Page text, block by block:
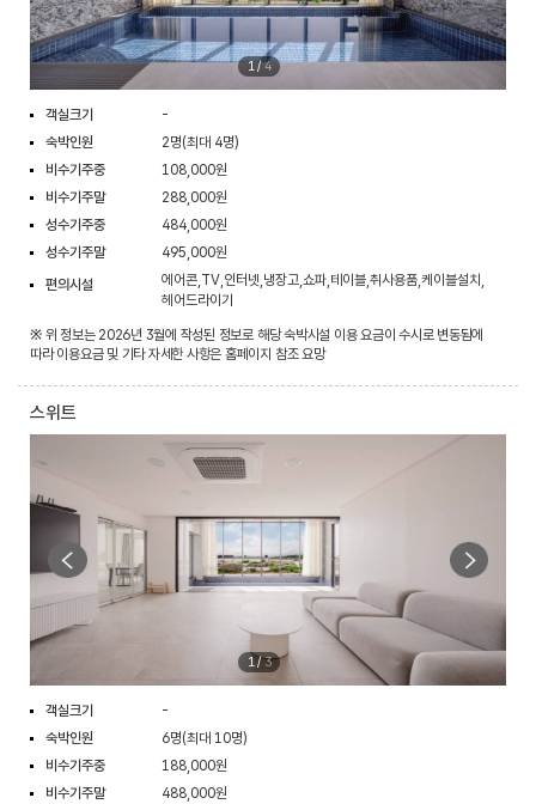
1/4
객실크기
-
숙박인원
2명(최대 4명)
비수기주중
108,000원
비수기주말
288,000원
성수기주중
484,000원
성수기주말
495,000원
편의시설
에어콘,TV,인터넷,냉장고,쇼파,테이블,취사용품,케이블설치,
헤어드라이기
※ 위 정보는 2026년 3월에 작성된 정보로 해당 숙박시설 이용 요금이 수시로 변동됨에
따라 이용요금 및 기타 자세한 사항은 홈페이지 참조 요망
스위트
1 /3
객실크기
-
숙박인원
6명(최대 10명)
비수기주중
188,000원
비수기주말
488,000원